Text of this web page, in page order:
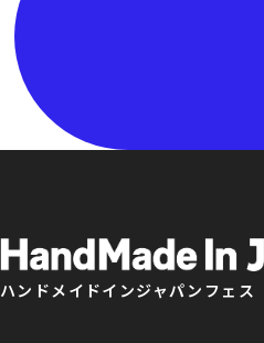
ハンドメイドインジャパンフェス